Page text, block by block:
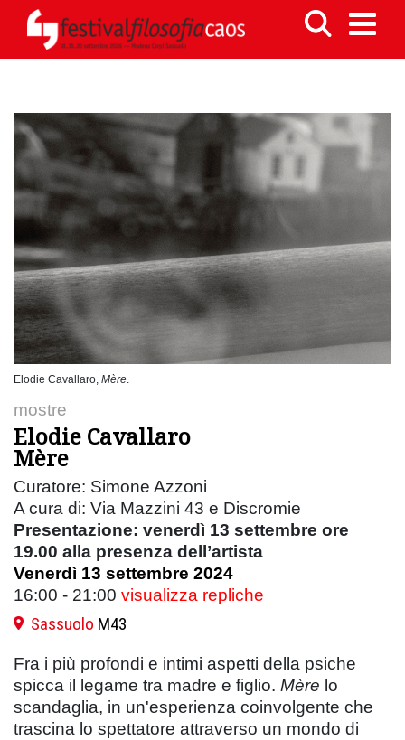
Elodie Cavallaro, Mère.
mostre
Elodie Cavallaro
Mère
Curatore: Simone Azzoni
A cura di: Via Mazzini 43 e Discromie
Presentazione: venerdì 13 settembre ore
19.00 alla presenza dell’artista
Venerdì 13 settembre 2024
16:00 - 21:00 visualizza repliche
Sassuolo M43
Fra i più profondi e intimi aspetti della psiche
spicca il legame tra madre e figlio. Mère lo
scandaglia, in un'esperienza coinvolgente che
trascina lo spettatore attraverso un mondo di